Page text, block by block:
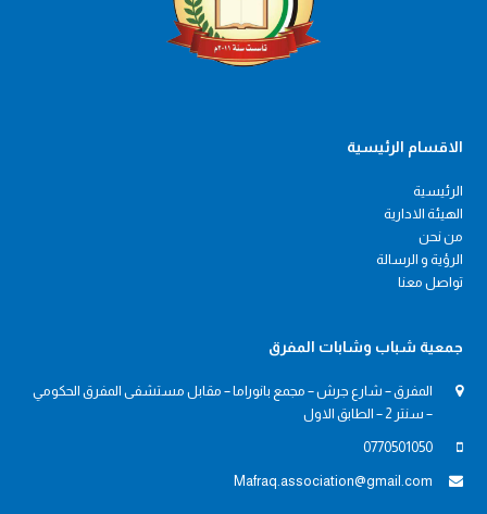
الاقسام الرئيسية
الرئيسية
الهيئة الادارية
من نحن
الرؤية و الرسالة
تواصل معنا
جمعية شباب وشابات المفرق
المفرق – شارع جرش – مجمع بانوراما – مقابل مستشفى المفرق الحكومي
– سنتر 2 – الطابق الاول
0770501050
Mafraq.association@gmail.com